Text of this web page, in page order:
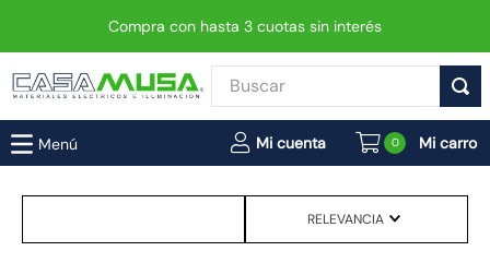
Compra con hasta 3 cuotas sin interés
Buscar
0
RELEVANCIA
TÉRMINOS MÁS BUSCADOS
1.
enchufe
2.
interruptor
3.
foco